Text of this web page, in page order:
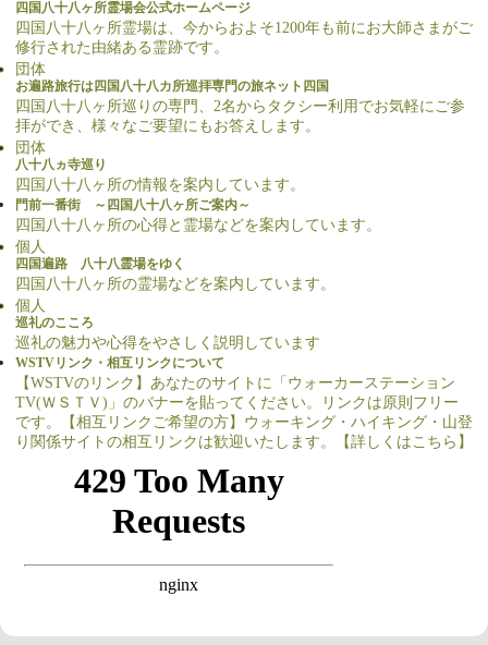
四国八十八ヶ所霊場会公式ホームページ
四国八十八ヶ所霊場は、今からおよそ1200年も前にお大師さまがご
修行された由緒ある霊跡です。
団体
お遍路旅行は四国八十八カ所巡拝専門の旅ネット四国
四国八十八ヶ所巡りの専門、2名からタクシー利用でお気軽にご参
拝ができ、様々なご要望にもお答えします。
団体
八十八ヵ寺巡り
四国八十八ヶ所の情報を案内しています。
門前一番街 ～四国八十八ヶ所ご案内～
四国八十八ヶ所の心得と霊場などを案内しています。
個人
四国遍路 八十八霊場をゆく
四国八十八ヶ所の霊場などを案内しています。
個人
巡礼のこころ
巡礼の魅力や心得をやさしく説明しています
WSTVリンク・相互リンクについて
【WSTVのリンク】あなたのサイトに「ウォーカーステーション
TV(ＷＳＴＶ)」のバナーを貼ってください。リンクは原則フリー
です。【相互リンクご希望の方】ウォーキング・ハイキング・山登
り関係サイトの相互リンクは歓迎いたします。【詳しくはこちら】